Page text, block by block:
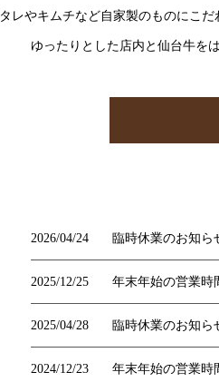
タレやキムチなど自家製のものにこ
ゆったりとした店内と仙台牛を
2026/04/24 臨時休業のお知ら
2025/12/25 年末年始の営業時
2025/04/28 臨時休業のお知ら
2024/12/23 年末年始の営業時